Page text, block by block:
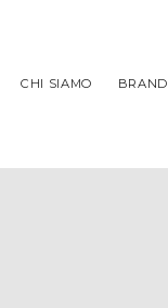
CHI SIAMO BRAND